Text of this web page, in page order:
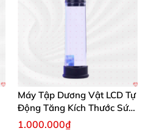
Máy Tập Dương Vật LCD Tự
Động Tăng Kích Thước Sức
Bền
1.000.000₫